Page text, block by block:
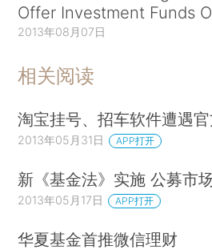
Offer Investment Funds
2013年08月07日
相关阅读
淘宝挂号、招车软件遭遇
2013年05月31日 APP打开
新《基金法》实施 公募市
2013年05月17日 APP打开
华夏基金首推微信理财